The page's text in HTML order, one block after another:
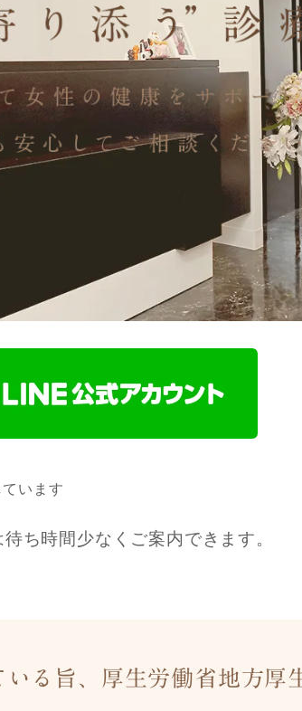
ち時間少なくご案内できます。
る旨、厚生労働省地方厚